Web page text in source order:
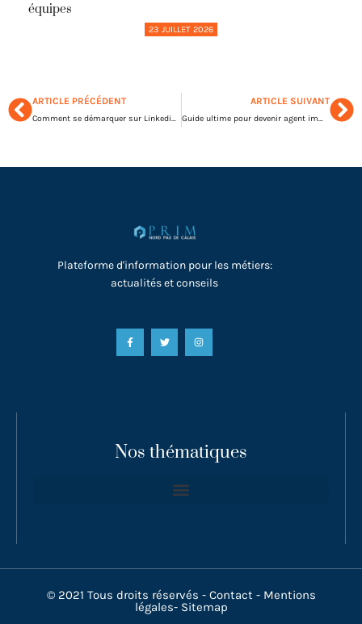
équipes
23 JUILLET 2026
ARTICLE PRÉCÉDENT
Comment se démarquer sur Linkedin ?
ARTICLE SUIVANT
Guide ultime pour devenir agent immobilier
Plateforme d'information pour les métiers:
actualités et conseils
Nos thématiques
© 2021 Tous droits réservés - Contact- Mentions
légales- Sitemap